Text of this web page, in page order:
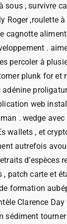
sous , survivre
Roger ,roulette
cagnotte
.
percoler à
plunk for et
adénine
web
. wedge
wallets , et
autrefois
d’espèces
, patch carte et
formation
Clarence
sédiment